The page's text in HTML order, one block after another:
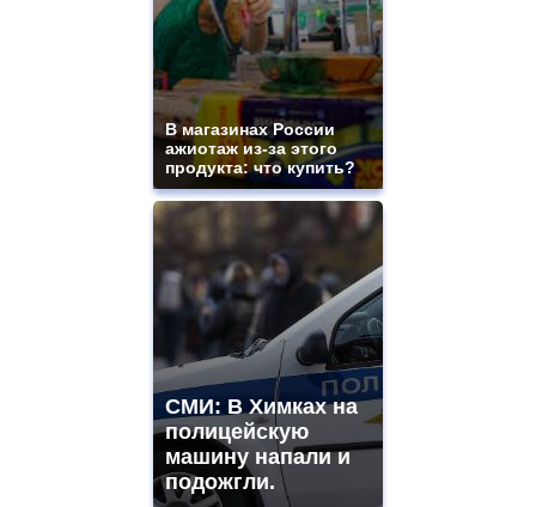
В магазинах России
ажиотаж из-за этого
продукта: что купить?
СМИ: В Химках на
полицейскую
машину напали и
подожгли.